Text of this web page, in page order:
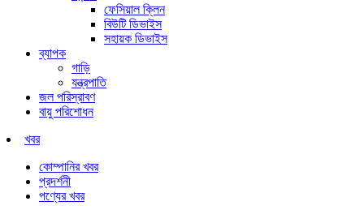
ফেসিয়াল ক্লিন
বিউটি ডিভাইস
সহায়ক ডিভাইস
ব্যাপক
গাড়ি
যন্ত্রপাতি
জল পরিস্রাবণ
বায়ু পরিশোধন
খবর
কোম্পানির খবর
প্রদর্শনী
পণ্যের খবর